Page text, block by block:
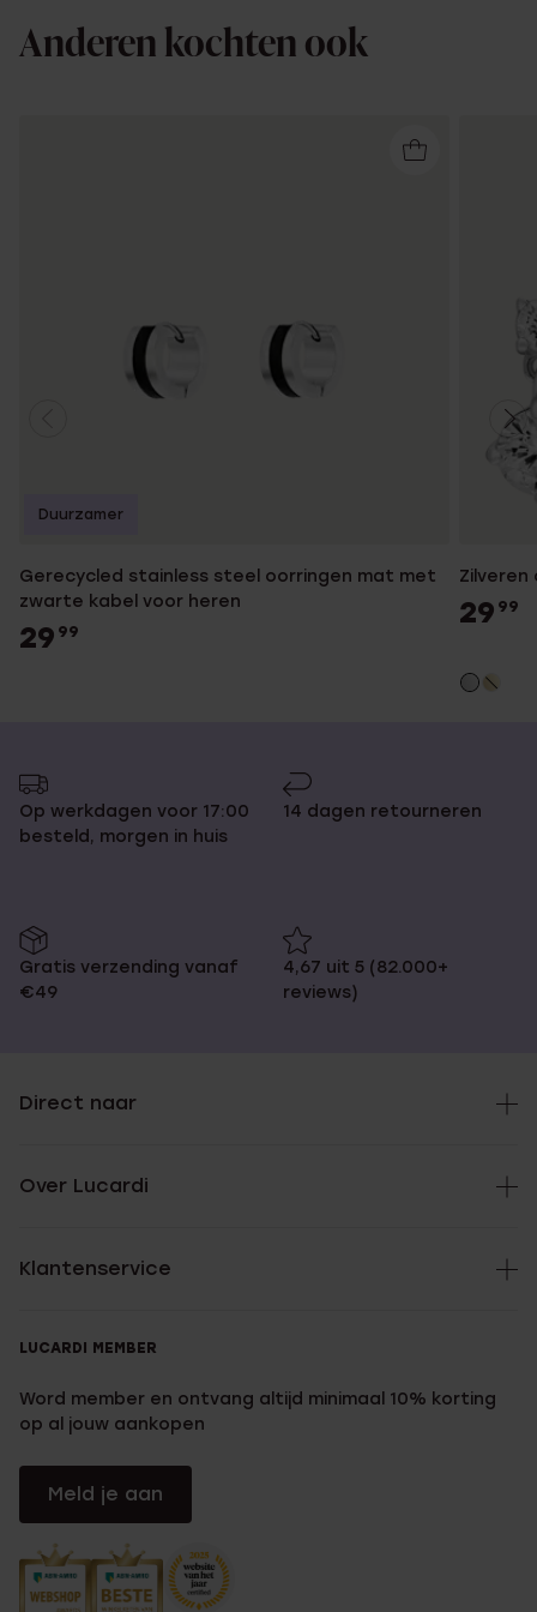
Anderen kochten ook
Gerecycled stainless steel oorringen mat met
zwarte kabel voor heren
29 99
Duurzamer
Zilveren
29 99
Op werkdagen voor 17:00
besteld, morgen in huis
14 dagen retourneren
Gratis verzending vanaf
€49
4,67 uit 5 (82.000+
reviews)
Direct naar
Over Lucardi
Klantenservice
LUCARDI MEMBER
Word member en ontvang altijd minimaal 10% korting
op al jouw aankopen
Meld je aan